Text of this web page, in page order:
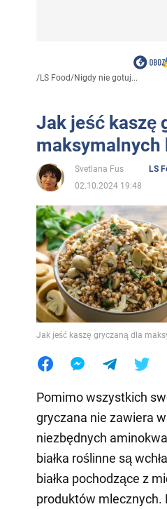
/LS Food/Nigdy nie gotuj...
Jak jeść kaszę
maksymalnych
Svetlana Fus
LS
02.10.2024 19:48
Jak jeść kaszę gryczaną dla
Pomimo wszystkich
gryczana nie zawiera
niezbędnych
białka roślinne są
białka pochodzące z
produktów mlecznych.